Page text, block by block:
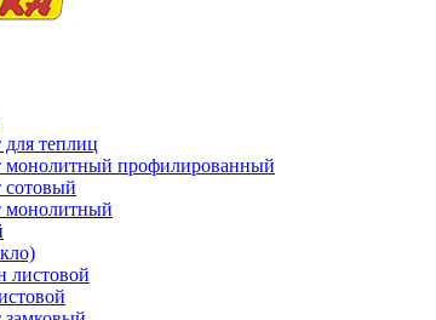
теплиц
монолитный профилированный
сотовый
монолитный
листовой